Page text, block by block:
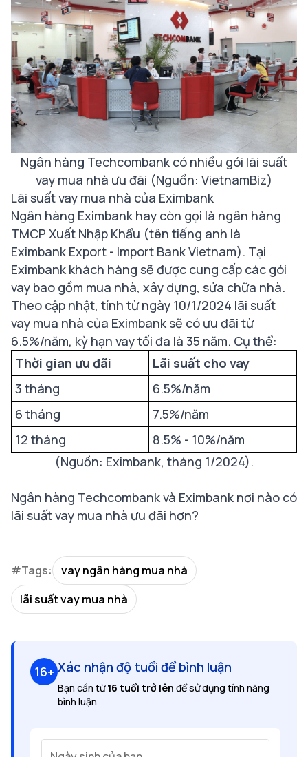
Ngân hàng Techcombank có nhiều gói lãi suất
vay mua nhà ưu đãi (Nguồn: VietnamBiz)
Lãi suất vay mua nhà của Eximbank
Ngân hàng Eximbank hay còn gọi là ngân hàng
TMCP Xuất Nhập Khẩu (tên tiếng anh là
Eximbank Export - Import Bank Vietnam). Tại
Eximbank khách hàng sẽ được cung cấp các gói
vay bao gồm mua nhà, xây dựng, sửa chữa nhà.
Theo cập nhật, tính từ ngày 10/1/2024 lãi suất
vay mua nhà của Eximbank sẽ có ưu đãi từ
6.5%/năm, kỳ hạn vay tối đa là 35 năm. Cụ thể:
Thời gian ưu đãi
Lãi suất cho vay
3 tháng
6.5%/năm
6 tháng
7.5%/năm
12 tháng
8.5% - 10%/năm
(Nguồn: Eximbank, tháng 1/2024).
Ngân hàng Techcombank và Eximbank nơi nào có
lãi suất vay mua nhà ưu đãi hơn?
#Tags:
vay ngân hàng mua nhà
lãi suất vay mua nhà
16+ Xác nhận độ tuổi để bình luận
Bạn cần từ16 tuổi trở lên để sử dụng tính năng
bình luận